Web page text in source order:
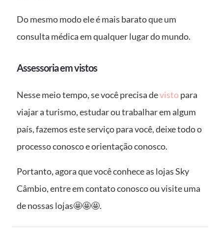
Do mesmo modo ele é mais barato que um
consulta médica em qualquer lugar do mundo.
Assessoria em vistos
Nesse meio tempo, se você precisa devistopara
viajar a turismo, estudar ou trabalhar em algum
país, fazemos este serviço para você, deixe todo o
processo conosco e orientação conosco.
Portanto, agora que você conhece as lojas Sky
Câmbio, entre em contato conosco ou visite uma
de nossas lojas🤩🤩🤩.